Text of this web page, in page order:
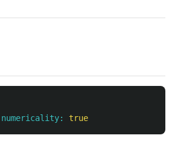
numericality: true